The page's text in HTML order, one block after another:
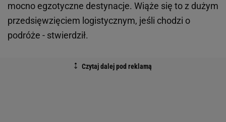
mocno egzotyczne destynacje. Wiąże się to z dużym
przedsięwzięciem logistycznym, jeśli chodzi o
podróże - stwierdził.